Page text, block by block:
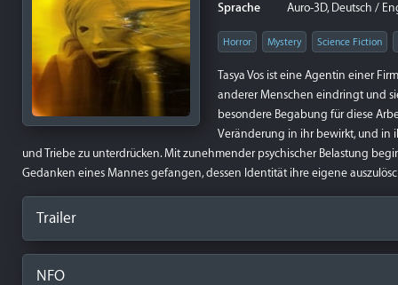
Sprache
Auro-3D, Deutsch /
Horror Mystery Science Fiction
Tasya Vos ist eine Agentin einer
anderer Menschen eindringt und
besondere Begabung für diese
Veränderung in ihr bewirkt, und in
und Triebe zu unterdrücken. Mit zunehmender psychischer Belastung
Gedanken eines Mannes gefangen, dessen Identität ihre eigene
Trailer
NFO